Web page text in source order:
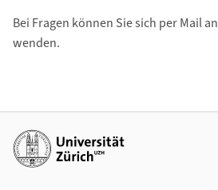
Bei Fragen können Sie sich per Mail an
wenden.
Weiterführende Links